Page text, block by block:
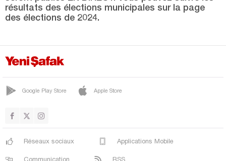
Yozgat
résultats des élections municipales sur la page
des élections de 2024.
Google Play Store Apple Store
Réseaux sociaux Applications Mobile
Communication RSS